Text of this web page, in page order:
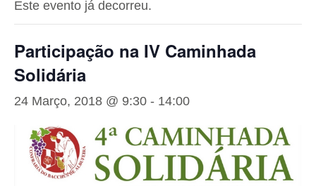
Este evento já decorreu.
Participação na IV Caminhada
Solidária
24 Março, 2018 @ 9:30 - 14:00